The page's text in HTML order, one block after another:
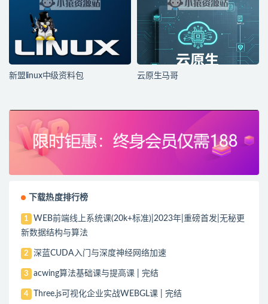
新盟linux中级资料包 云原生马哥
下载热度排行榜
1
WEB前端线上系统课(20k+标准)|2023年|重磅首发|无秘更
新数据结构与算法
2 深蓝CUDA入门与深度神经网络加速
3 acwing算法基础课与提高课 | 完结
4 Three.js可视化企业实战WEBGL课 | 完结